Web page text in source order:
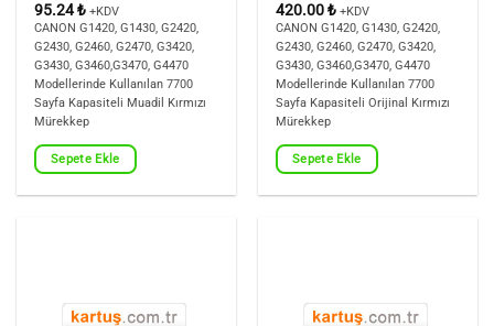
95.24₺ +KDV
CANON G1420, G1430, G2420,
G2430, G2460, G2470, G3420,
G3430, G3460,G3470, G4470
Modellerinde Kullanılan 7700
Sayfa Kapasiteli Muadil Kırmızı
Mürekkep
Sepete Ekle
420.00₺ +KDV
CANON G1420, G1430, G2420,
G2430, G2460, G2470, G3420,
G3430, G3460,G3470, G4470
Modellerinde Kullanılan 7700
Sayfa Kapasiteli Orijinal Kırmızı
Mürekkep
Sepete Ekle